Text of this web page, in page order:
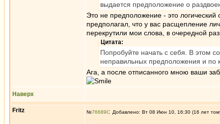
выдается предположение о
Это не предположение - это
предполагал, что у вас расщепление
перекрутили мои слова, в очередной
Цитата:
Попробуйте начать с себя. В этом
неправильных предположения и по
Ага, а после отписанного мною ваши
Наверх
Fritz №76689 Добавлено: Вт 08 Июн 10, 16:30 (16 лет